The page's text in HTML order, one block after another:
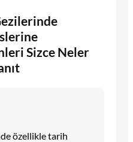
Sizce Neler
özellikle tarih